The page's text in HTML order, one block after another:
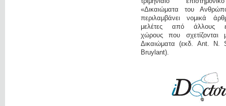
«Δικαιώματα του
περιλαμβάνει νομικά
μελέτες από άλλους
χώρους που σχετίζονται
Δικαιώματα (εκδ. Ant. N.
Bruylant).